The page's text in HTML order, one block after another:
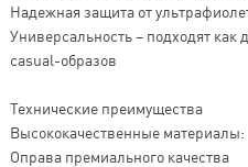
Надежная защита от
Универсальность – подходят как
casual-образов
Технические преимущества
Высококачественные материалы:
Оправа премиального качества